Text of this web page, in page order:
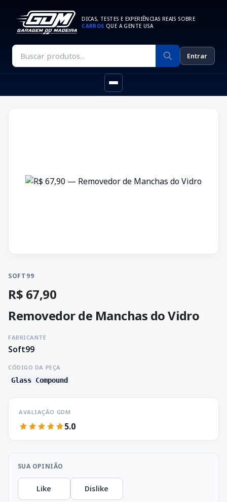
DICAS, TESTES E EXPERIÊNCIAS REAIS SOBRE
CARROS QUE A GENTE USA
Entrar
SOFT99
R$ 67,90
Removedor de Manchas do Vidro
FABRICANTE
Soft99
CÓDIGO DA PEÇA
Glass Compound
AVALIAÇÃO GDM
5.0
SUA OPINIÃO
Like Dislike